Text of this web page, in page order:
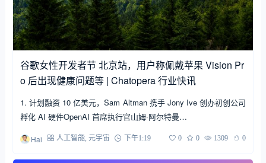
谷歌女性开发者节 北京站，用户称佩戴苹果 Vision Pr
o 后出现健康问题等 | Chatopera 行业快讯
1. 计划融资 10 亿美元，Sam Altman 携手 Jony Ive 创办初创公司
孵化 AI 硬件OpenAI 首席执行官山姆·阿尔特曼…
Hai 人工智能, 元宇宙 下午1:19 0 0 1309 0